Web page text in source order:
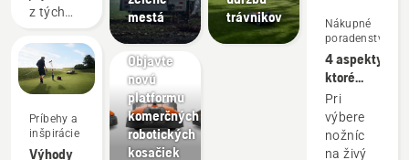
deň
z tých
náročných
záležitostí,
ktoré
narušiť
vašu
Príbehy a
inšpirácie
Výhody
Terénne
úpravy
Nástroje
na
mestá
Pre
profesionálov
Objavte
novú
platformu
komerčných
robotických
kosačiek
trávnikov
Nákupné
poradenstvo
4 aspekty,
ktoré
treba
zvážiť pri
kúpe
nožníc na
Pri
výbere
nožníc
na živý